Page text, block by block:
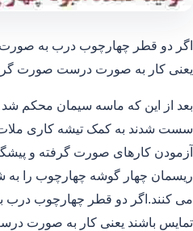
اگر دو قطر چهارچوب درب به صورت
یعنی کار به صورت درست صورت
بعد از این که ماسه سیمان محکم شد
سست شدند به کمک تیشه کاری ملات
آزمودن کارهای صورت گرفته و
ریسمان چهار گوشه چهارچوب را
می کنند.اگر دو قطر چهارچوب درب
تمایس باشند یعنی کار به صورت